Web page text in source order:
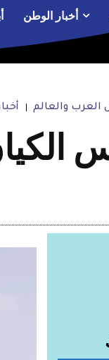
أخبار الوطن
العرب والعالم